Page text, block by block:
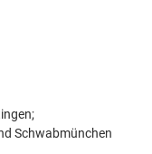
Schwabmünchen